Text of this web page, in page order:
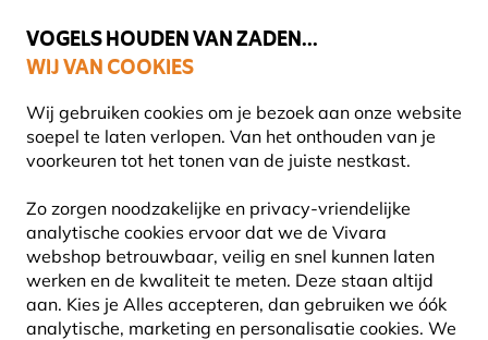
VOGELS HOUDEN VAN ZADEN...
WIJ VAN COOKIES
Wij gebruiken cookies om je bezoek aan onze website
soepel te laten verlopen. Van het onthouden van je
voorkeuren tot het tonen van de juiste nestkast.
Zo zorgen noodzakelijke en privacy-vriendelijke
analytische cookies ervoor dat we de Vivara
webshop betrouwbaar, veilig en snel kunnen laten
werken en de kwaliteit te meten. Deze staan altijd
aan. Kies je Alles accepteren, dan gebruiken we óók
analytische, marketing en personalisatie cookies. We
Gratis thuisbezorgd vanaf €49